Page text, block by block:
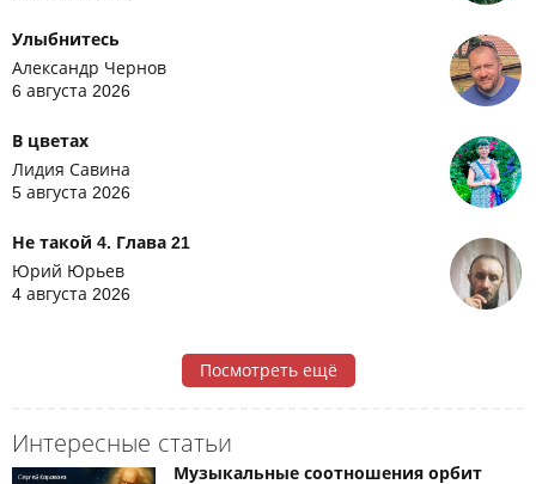
Улыбнитесь
Александр Чернов
6 августа 2026
В цветах
Лидия Савина
5 августа 2026
Не такой 4. Глава 21
Юрий Юрьев
4 августа 2026
Посмотреть ещё
Интересные статьи
Музыкальные соотношения орбит